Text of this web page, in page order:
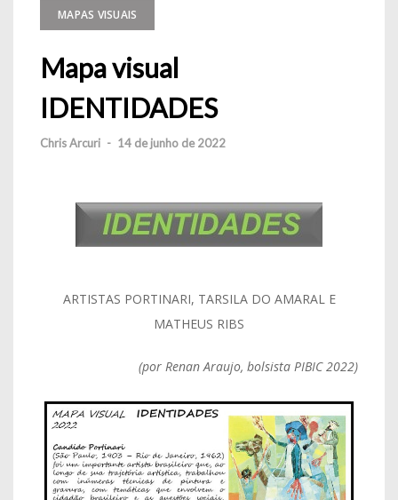
MAPAS VISUAIS
Mapa visual
IDENTIDADES
Chris Arcuri - 14 de junho de 2022
ARTISTAS PORTINARI, TARSILA DO AMARAL E
MATHEUS RIBS
(por Renan Araujo, bolsista PIBIC 2022)